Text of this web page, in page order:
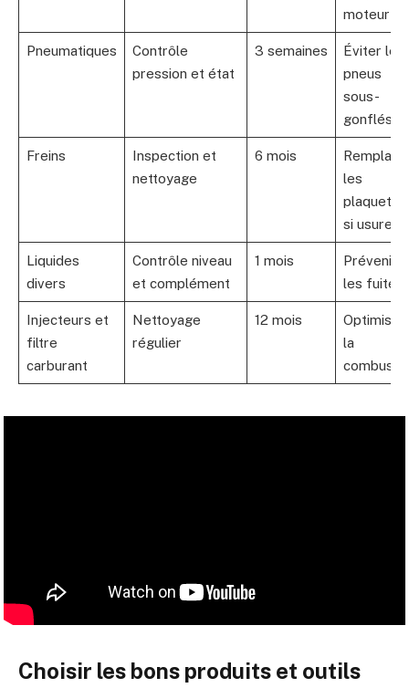
moteur
Pneumatiques
Contrôle
pression et état
3 semaines
Éviter les
pneus
sous-
gonflés
Freins
Inspection et
nettoyage
6 mois
les
si usure
Liquides
divers
Contrôle niveau
et complément
1 mois
Prévenir
les fuites
Injecteurs et
filtre
carburant
Nettoyage
régulier
12 mois
Optimiser
la
Choisir les bons produits et outils